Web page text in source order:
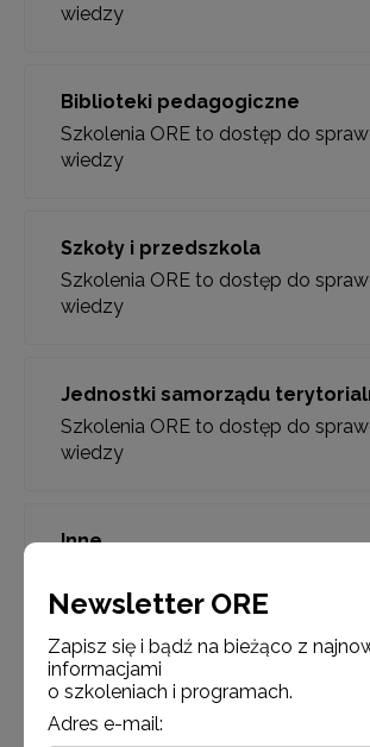
wiedzy
Biblioteki pedagogiczne
Szkolenia ORE to dostęp do
wiedzy
Szkoły i przedszkola
Szkolenia ORE to dostęp do
wiedzy
Jednostki samorządu
Szkolenia ORE to dostęp do
wiedzy
Inne
wiedzy
Newsletter ORE
Zapisz się i bądź na bieżąco z
informacjami
o szkoleniach i programach.
Adres e-mail: